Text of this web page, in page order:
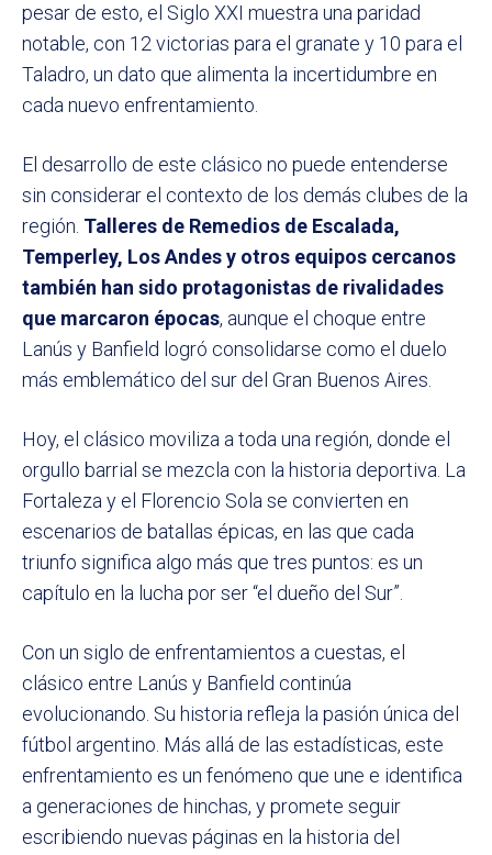
pesar de esto, el Siglo XXI muestra una paridad
notable, con 12 victorias para el granate y 10 para el
Taladro, un dato que alimenta la incertidumbre en
cada nuevo enfrentamiento.
El desarrollo de este clásico no puede entenderse
sin considerar el contexto de los demás clubes de la
región. Talleres de Remedios de Escalada,
Temperley, Los Andes y otros equipos cercanos
también han sido protagonistas de rivalidades
que marcaron épocas, aunque el choque entre
Lanús y Banfield logró consolidarse como el duelo
más emblemático del sur del Gran Buenos Aires.
Hoy, el clásico moviliza a toda una región, donde el
orgullo barrial se mezcla con la historia deportiva. La
Fortaleza y el Florencio Sola se convierten en
escenarios de batallas épicas, en las que cada
triunfo significa algo más que tres puntos: es un
capítulo en la lucha por ser “el dueño del Sur”.
Con un siglo de enfrentamientos a cuestas, el
clásico entre Lanús y Banfield continúa
evolucionando. Su historia refleja la pasión única del
fútbol argentino. Más allá de las estadísticas, este
enfrentamiento es un fenómeno que une e identifica
a generaciones de hinchas, y promete seguir
escribiendo nuevas páginas en la historia del